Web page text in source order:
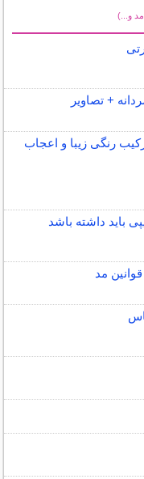
و...)
+ تصاویر
رنگی زیبا و اعجاب
باید داشته باشد
مد